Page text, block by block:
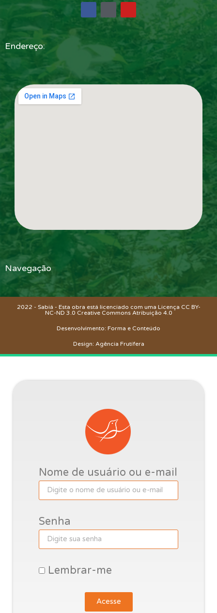
Endereço:
Navegação
2022 - Sabiá - Esta obra está licenciado com uma Licença CC BY-
NC-ND 3.0 Creative Commons Atribuição 4.0
Desenvolvimento: Forma e Conteúdo
Design: Agência Frutífera
Nome de usuário ou e-mail
Senha
Lembrar-me
Acesse